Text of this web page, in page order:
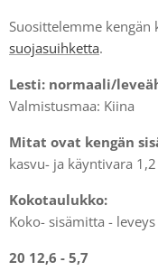
Suosittelemme kengän
suojasuihketta.
Lesti: normaali/
Valmistusmaa: Kiina
Mitat ovat kengän
kasvu- ja käyntivara
Kokotaulukko:
Koko- sisämitta - leveys
20 12,6 - 5,7